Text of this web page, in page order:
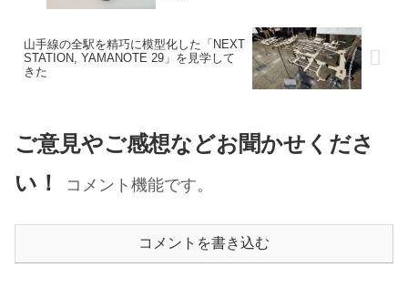
山手線の全駅を精巧に模型化した「NEXT
STATION, YAMANOTE 29」を見学して
きた
ご意見やご感想などお聞かせくださ
い！
コメント機能です。
コメントを書き込む